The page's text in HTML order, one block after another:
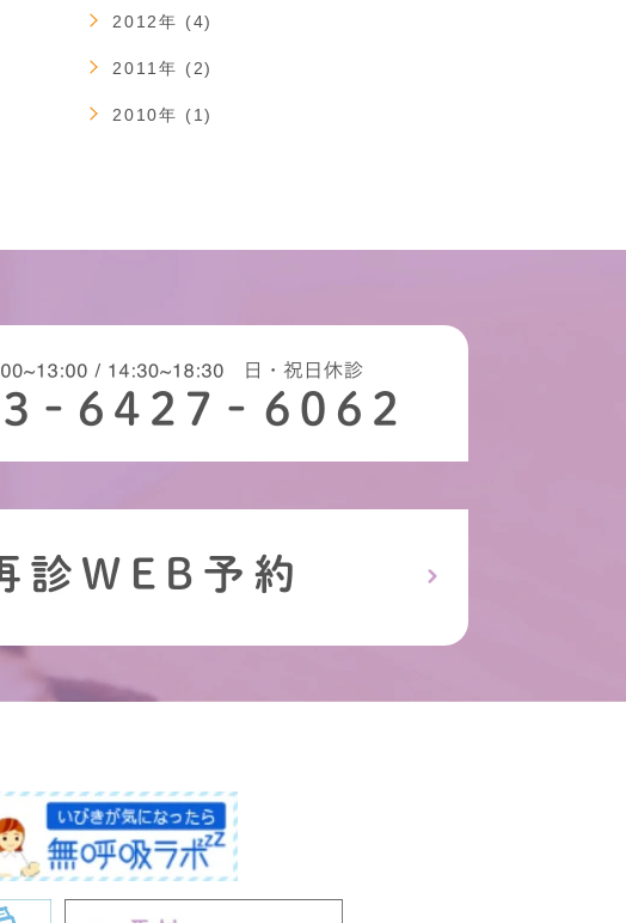
2012年 (4)
2011年 (2)
2010年 (1)